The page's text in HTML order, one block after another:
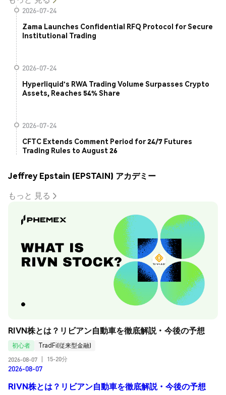
2026-07-24
Zama Launches Confidential RFQ Protocol for Secure
Institutional Trading
2026-07-24
Hyperliquid's RWA Trading Volume Surpasses Crypto
Assets, Reaches 54% Share
2026-07-24
CFTC Extends Comment Period for 24/7 Futures
Trading Rules to August 26
Jeffrey Epstain (EPSTAIN) アカデミー
もっと 見る
RIVN株とは？リビアン自動車を徹底解説・今後の予想
初心者
TradFi(従来型金融)
2026-08-07
15-20分
2026-08-07
RIVN株とは？リビアン自動車を徹底解説・今後の予想